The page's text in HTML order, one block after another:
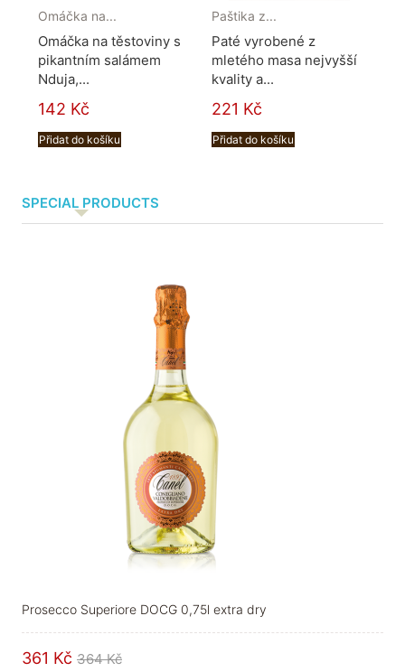
Omáčka na...
Omáčka na těstoviny s
pikantním salámem
Nduja,...
142 Kč
Přidat do košíku
Paštika z...
Paté vyrobené z
mletého masa nejvyšší
kvality a...
221 Kč
Přidat do košíku
SPECIAL PRODUCTS
Prosecco Superiore DOCG 0,75l extra dry
361 Kč 364 Kč